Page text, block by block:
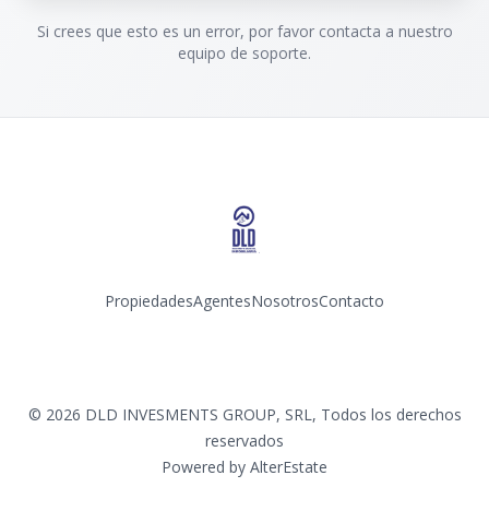
Si crees que esto es un error, por favor contacta a nuestro
equipo de soporte.
PropiedadesAgentesNosotrosContacto
© 2026 DLD INVESMENTS GROUP, SRL, Todos los derechos
reservados
Powered by AlterEstate